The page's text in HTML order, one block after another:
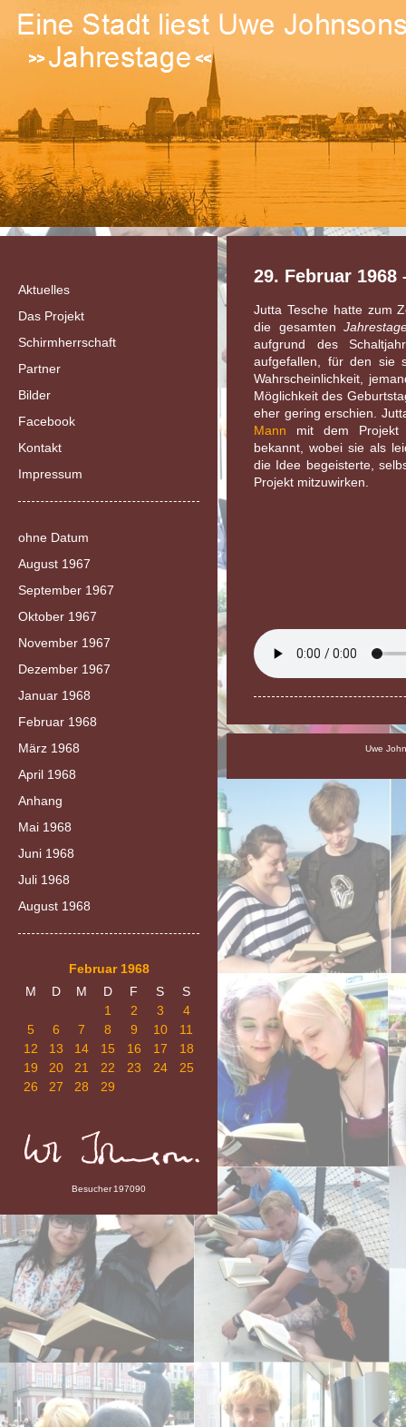
29. Februar 1968
Jutta Tesche hatte zum
die gesamten
aufgrund des
aufgefallen, für den sie
Wahrscheinlichkeit,
Möglichkeit des
eher gering erschien.
Mann mit dem Projekt
bekannt, wobei sie als
die Idee begeisterte,
Projekt mitzuwirken.
Aktuelles
Das Projekt
Schirmherrschaft
Partner
Bilder
Facebook
Kontakt
Impressum
ohne Datum
August 1967
September 1967
Oktober 1967
November 1967
Dezember 1967
Januar 1968
Februar 1968
März 1968
April 1968
Anhang
Mai 1968
Juni 1968
Juli 1968
August 1968
Februar 1968
M
D M D F S
S
1
2 3
4
5
6 7 8 9 10
11
12
13 14 15 16 17
18
19
20 21 22 23 24
25
26
27 28 29
Besucher 197090
Uwe